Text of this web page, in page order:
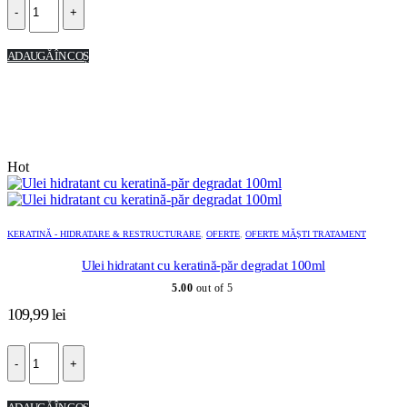
- +
ADAUGĂ ÎN COȘ
Hot
KERATINĂ - HIDRATARE & RESTRUCTURARE OFERTE OFERTE MĂȘTI TRATAMENT
Ulei hidratant cu keratină-păr degradat 100ml
5.00 out of 5
109,99lei
- +